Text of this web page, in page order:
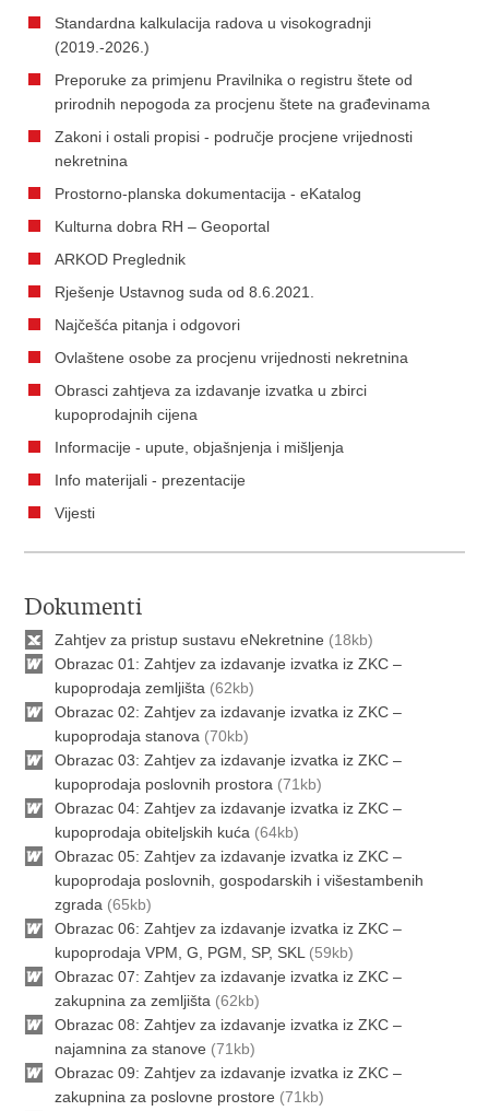
Standardna kalkulacija radova u visokogradnji
(2019.-2026.)
Preporuke za primjenu Pravilnika o registru štete od
prirodnih nepogoda za procjenu štete na građevinama
Zakoni i ostali propisi - područje procjene vrijednosti
nekretnina
Prostorno-planska dokumentacija - eKatalog
Kulturna dobra RH – Geoportal
ARKOD Preglednik
Rješenje Ustavnog suda od 8.6.2021.
Najčešća pitanja i odgovori
Ovlaštene osobe za procjenu vrijednosti nekretnina
Obrasci zahtjeva za izdavanje izvatka u zbirci
kupoprodajnih cijena
Informacije - upute, objašnjenja i mišljenja
Info materijali - prezentacije
Vijesti
Dokumenti
Zahtjev za pristup sustavu eNekretnine (18kb)
Obrazac 01: Zahtjev za izdavanje izvatka iz ZKC –
kupoprodaja zemljišta (62kb)
Obrazac 02: Zahtjev za izdavanje izvatka iz ZKC –
kupoprodaja stanova (70kb)
Obrazac 03: Zahtjev za izdavanje izvatka iz ZKC –
kupoprodaja poslovnih prostora (71kb)
Obrazac 04: Zahtjev za izdavanje izvatka iz ZKC –
kupoprodaja obiteljskih kuća (64kb)
Obrazac 05: Zahtjev za izdavanje izvatka iz ZKC –
kupoprodaja poslovnih, gospodarskih i višestambenih
zgrada (65kb)
Obrazac 06: Zahtjev za izdavanje izvatka iz ZKC –
kupoprodaja VPM, G, PGM, SP, SKL (59kb)
Obrazac 07: Zahtjev za izdavanje izvatka iz ZKC –
zakupnina za zemljišta (62kb)
Obrazac 08: Zahtjev za izdavanje izvatka iz ZKC –
najamnina za stanove (71kb)
Obrazac 09: Zahtjev za izdavanje izvatka iz ZKC –
zakupnina za poslovne prostore (71kb)